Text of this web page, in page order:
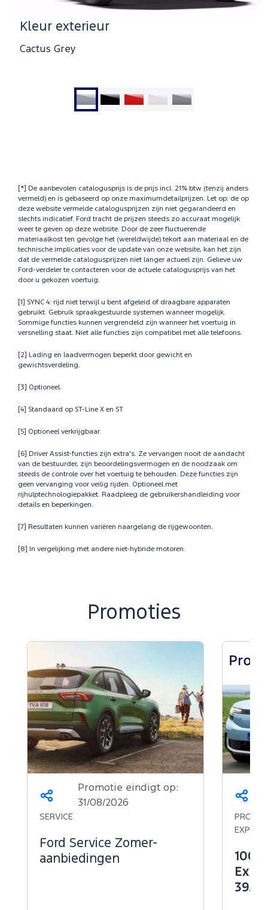
Ga
naar
Ga
naar
Ga
naarnaar
Ga
naar
Kleur exterieur
Cactus Grey
[*] De aanbevolen catalogusprijs is de prijs incl. 21% btw (tenzij anders
vermeld) en is gebaseerd op onze maximumdetailprijzen. Let op: de op
deze website vermelde catalogusprijzen zijn niet gegarandeerd en
slechts indicatief. Ford tracht de prijzen steeds zo accuraat mogelijk
weer te geven op deze website. Door de zeer fluctuerende
materiaalkost ten gevolge het (wereldwijde) tekort aan materiaal en de
technische implicaties voor de update van onze website, kan het zijn
dat de vermelde catalogusprijzen niet langer actueel zijn. Gelieve uw
Ford-verdeler te contacteren voor de actuele catalogusprijs van het
door u gekozen voertuig.
[1] SYNC 4: rijd niet terwijl u bent afgeleid of draagbare apparaten
gebruikt. Gebruik spraakgestuurde systemen wanneer mogelijk.
Sommige functies kunnen vergrendeld zijn wanneer het voertuig in
versnelling staat. Niet alle functies zijn compatibel met alle telefoons.
[2] Lading en laadvermogen beperkt door gewicht en
gewichtsverdeling.
[3] Optioneel.
[4] Standaard op ST-Line X en ST
[5] Optioneel verkrijgbaar.
[6] Driver Assist-functies zijn extra's. Ze vervangen nooit de aandacht
van de bestuurder, zijn beoordelingsvermogen en de noodzaak om
steeds de controle over het voertuig te behouden. Deze functies zijn
geen vervanging voor veilig rijden. Optioneel met
rijhulptechnologiepakket. Raadpleeg de gebruikershandleiding voor
details en beperkingen.
[7] Resultaten kunnen variëren naargelang de rijgewoonten.
[8] In vergelijking met andere niet-hybride motoren.
Promoties
Deel
op...
Promotie eindigt op:
31/08/2026
SERVICE
Ford Service Zomer-
aanbiedingen
Deel
op...